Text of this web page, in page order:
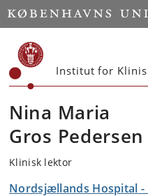
Start
Institut for
Nina Maria
Gros Pedersen
Klinisk lektor
Nordsjællands Hospital -